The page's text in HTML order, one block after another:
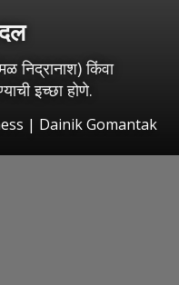
निद्रानाश) किंवा
इच्छा होणे.
| Dainik Gomantak